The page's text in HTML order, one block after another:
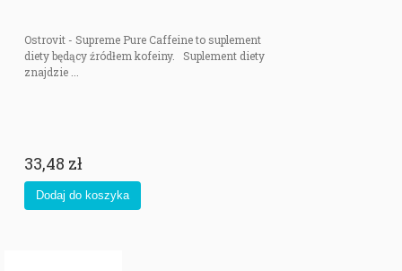
Ostrovit - Supreme Pure Caffeine to suplement
diety będący źródłem kofeiny. Suplement diety
znajdzie ...
33,48 zł